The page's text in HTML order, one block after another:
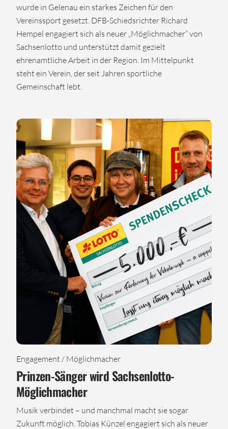
wurde in Gelenau ein starkes Zeichen für den
Vereinssport gesetzt. DFB-Schiedsrichter Richard
Hempel engagiert sich als neuer „Möglichmacher“ von
Sachsenlotto und unterstützt damit gezielt
ehrenamtliche Arbeit in der Region. Im Mittelpunkt
steht ein Verein, der seit Jahren sportliche
Gemeinschaft lebt.
Engagement / Möglichmacher
Prinzen-Sänger wird Sachsenlotto-
Möglichmacher
Musik verbindet – und manchmal macht sie sogar
Zukunft möglich. Tobias Künzel engagiert sich als neuer